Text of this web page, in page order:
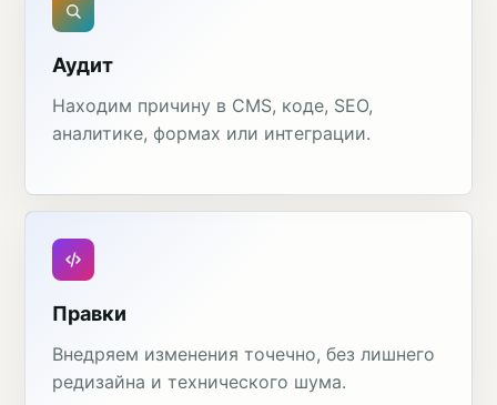
Аудит
Находим причину в CMS, коде, SEO,
аналитике, формах или интеграции.
Правки
Внедряем изменения точечно, без лишнего
редизайна и технического шума.